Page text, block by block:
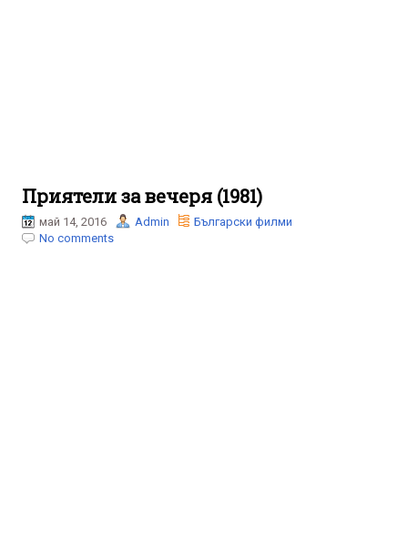
Приятели за вечеря (1981)
май 14, 2016 Admin
Български филми
No comments